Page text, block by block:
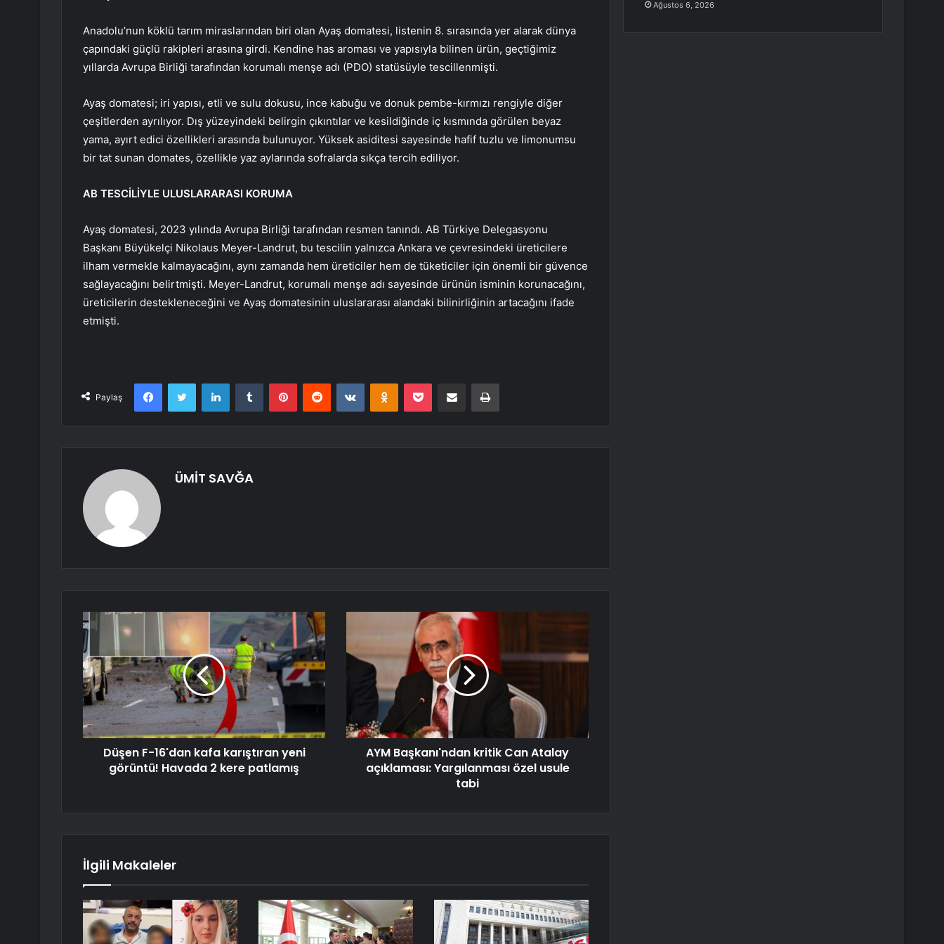
Anadolu’nun köklü tarım miraslarından biri olan Ayaş domatesi, listenin 8. sırasında yer alarak dünya
çapındaki güçlü rakipleri arasına girdi. Kendine has aroması ve yapısıyla bilinen ürün, geçtiğimiz
yıllarda Avrupa Birliği tarafından korumalı menşe adı (PDO) statüsüyle tescillenmişti.
Ayaş domatesi; iri yapısı, etli ve sulu dokusu, ince kabuğu ve donuk pembe-kırmızı rengiyle diğer
çeşitlerden ayrılıyor. Dış yüzeyindeki belirgin çıkıntılar ve kesildiğinde iç kısmında görülen beyaz
yama, ayırt edici özellikleri arasında bulunuyor. Yüksek asiditesi sayesinde hafif tuzlu ve limonumsu
bir tat sunan domates, özellikle yaz aylarında sofralarda sıkça tercih ediliyor.
AB TESCİLİYLE ULUSLARARASI KORUMA
Ayaş domatesi, 2023 yılında Avrupa Birliği tarafından resmen tanındı. AB Türkiye Delegasyonu
Başkanı Büyükelçi Nikolaus Meyer-Landrut, bu tescilin yalnızca Ankara ve çevresindeki üreticilere
ilham vermekle kalmayacağını, aynı zamanda hem üreticiler hem de tüketiciler için önemli bir güvence
sağlayacağını belirtmişti. Meyer-Landrut, korumalı menşe adı sayesinde ürünün isminin korunacağını,
üreticilerin destekleneceğini ve Ayaş domatesinin uluslararası alandaki bilinirliğinin artacağını ifade
etmişti.
Paylaş
FacebookTwitter LinkedInTumblr PinterestReddit VKontakteOdnoklassniki
Pocket E-Posta ile paylaş Yazdır
ÜMİT SAVĞA
Düşen F-16'dan kafa karıştıran yeni
görüntü! Havada 2 kere patlamış
AYM Başkanı'ndan kritik Can Atalay
açıklaması: Yargılanması özel usule
tabi
İlgili Makaleler
Ağustos 6, 2026